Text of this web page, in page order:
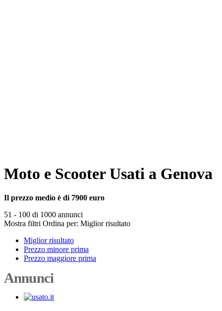
Moto e Scooter Usati a Genova
Il prezzo medio è di 7900 euro
51 - 100 di 1000 annunci
Mostra filtri Ordina per: Miglior risultato
Miglior risultato
Prezzo minore prima
Prezzo maggiore prima
Annunci